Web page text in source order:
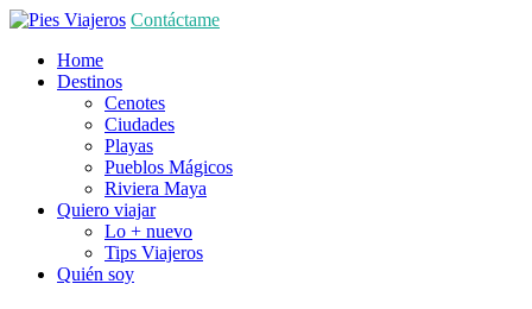
Contáctame
Home
Destinos
Cenotes
Ciudades
Playas
Pueblos Mágicos
Riviera Maya
Quiero viajar
Lo + nuevo
Tips Viajeros
Quién soy